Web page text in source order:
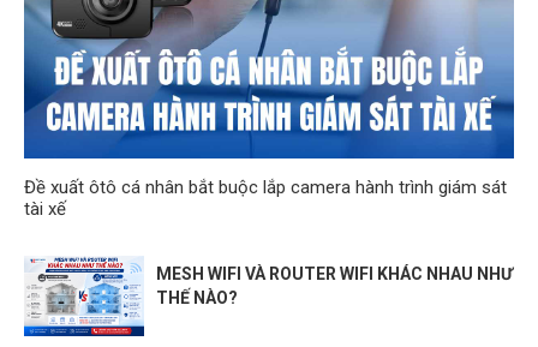
Đề xuất ôtô cá nhân bắt buộc lắp camera hành trình giám sát
tài xế
MESH WIFI VÀ ROUTER WIFI KHÁC NHAU NHƯ
THẾ NÀO?